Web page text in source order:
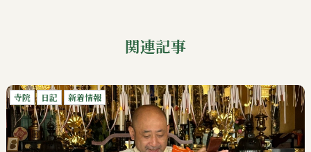
関連記事
寺院 日記 新着情報